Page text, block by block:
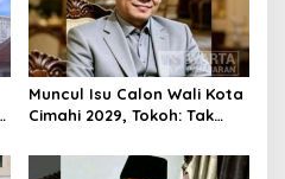
Muncul Isu Calon Wali Kota
Cimahi 2029, Tokoh: Tak
Legitimasi Parpol